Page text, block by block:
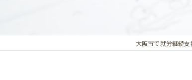
大阪市で就労継続